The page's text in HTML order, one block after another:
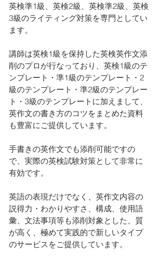
英検準1級、英検2級、英検準2級、英検
3級のライティング対策を専門としてい
ます。
講師は英検1級を保持した英検英作文添
削のプロが行なっており、英検1級のテ
ンプレート・準1級のテンプレート・2
級のテンプレート・準2級のテンプレー
ト・3級のテンプレートに加えまして、
英作文の書き方のコツをまとめた資料
も豊富にご提供しています。
手書きの英作文でも添削可能ですの
で、実際の英検試験対策として非常に
有効です。
英語の表現だけでなく、英作文内容の
説得力・わかりやすさ、構成、使用語
彙、文法事項等も添削対象とした、質
が高く、極めて実践的で新しいタイプ
のサービスをご提供しています。